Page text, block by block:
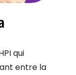
qui
entre la